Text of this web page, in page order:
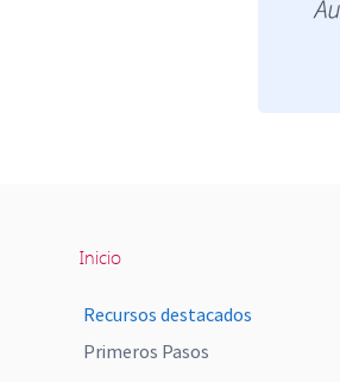
Inicio
Recursos destacados
Primeros Pasos